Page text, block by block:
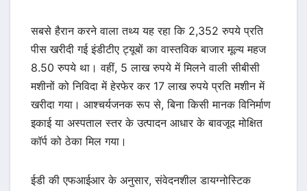
सबसे हैरान करने वाला तथ्य यह रहा कि 2,352 रुपये प्रति
पीस खरीदी गई इंडीटीए ट्यूबों का वास्तविक बाजार मूल्य महज
8.50 रुपये था। वहीं, 5 लाख रुपये में मिलने वाली सीबीसी
मशीनों को निविदा में हेरफेर कर 17 लाख रुपये प्रति मशीन में
खरीदा गया। आश्चर्यजनक रूप से, बिना किसी मानक विनिर्माण
इकाई या अस्पताल स्तर के उत्पादन आधार के बावजूद मोक्षित
कॉर्प को ठेका मिल गया।
ईडी की एफआईआर के अनुसार, संवेदनशील डायग्नोस्टिक